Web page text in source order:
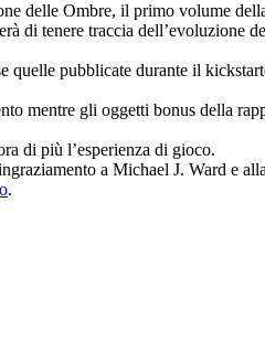
delle Ombre, il primo volume
di tenere traccia dell’evoluzione
pubblicate durante il
mentre gli oggetti bonus della
di più l’esperienza di gioco.
a Michael J. Ward e
.